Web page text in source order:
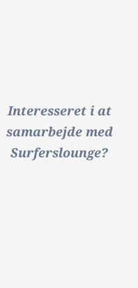
Interesseret i at
samarbejde med
Surferslounge?